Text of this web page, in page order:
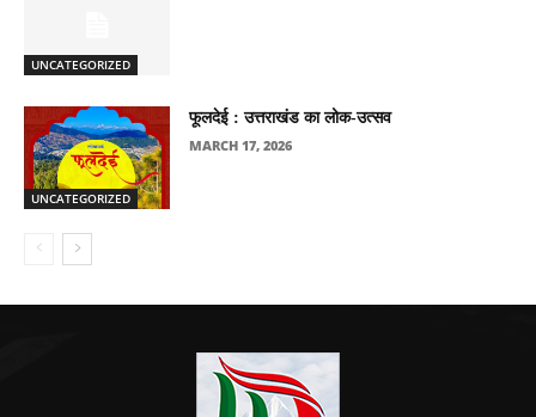
UNCATEGORIZED
UNCATEGORIZED
फूलदेई : उत्तराखंड का लोक-उत्सव
MARCH 17, 2026